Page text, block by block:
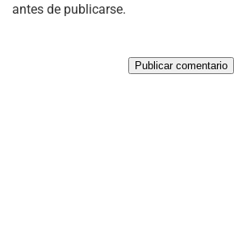
antes de publicarse.